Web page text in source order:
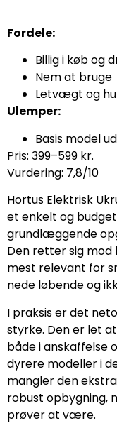
Fordele:
Billig i køb og
Nem at bruge
Letvægt og
Ulemper:
Basis model
Pris: 399–599 kr.
Vurdering: 7,8/10
Hortus Elektrisk
et enkelt og
grundlæggende
Den retter sig mod
mest relevant for
nede løbende og
I praksis er det
styrke. Den er let
både i anskaffelse
dyrere modeller i
mangler den
robust opbygning,
prøver at være.